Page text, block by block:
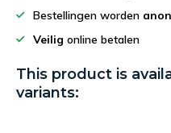
Bestellingen worden
Veilig online betalen
This product is
variants: